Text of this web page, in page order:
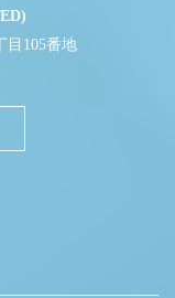
目105番地